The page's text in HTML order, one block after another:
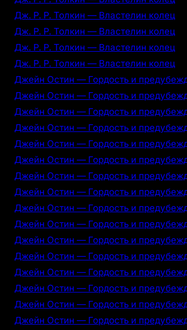
Дж. Р. Р. Толкин — Властелин колец
Дж. Р. Р. Толкин — Властелин колец
Дж. Р. Р. Толкин — Властелин колец
Дж. Р. Р. Толкин — Властелин колец
Джейн Остин — Гордость и
Джейн Остин — Гордость и
Джейн Остин — Гордость и
Джейн Остин — Гордость и
Джейн Остин — Гордость и
Джейн Остин — Гордость и
Джейн Остин — Гордость и
Джейн Остин — Гордость и
Джейн Остин — Гордость и
Джейн Остин — Гордость и
Джейн Остин — Гордость и
Джейн Остин — Гордость и
Джейн Остин — Гордость и
Джейн Остин — Гордость и
Джейн Остин — Гордость и
Джейн Остин — Гордость и